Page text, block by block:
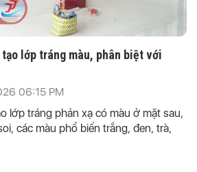
lớp tráng màu, phân biệt với
06:15 PM
lớp tráng phản xạ có màu ở mặt sau,
các màu phổ biến trắng, đen, trà,